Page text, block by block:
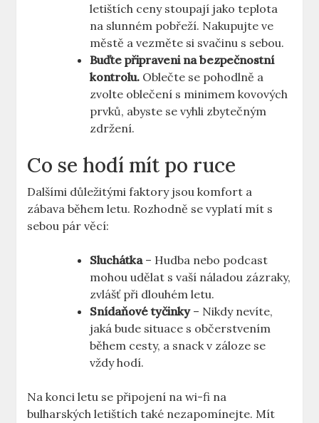
letištích ceny stoupají jako teplota
na slunném pobřeží. Nakupujte ve
městě a vezměte si svačinu s sebou.
Buďte připraveni na bezpečnostní
kontrolu. Oblečte se pohodlně a
zvolte oblečení s minimem kovových
prvků, abyste se vyhli zbytečným
zdržení.
Co se hodí mít po ruce
Dalšími důležitými faktory jsou komfort a
zábava během letu. Rozhodně se vyplatí mít s
sebou pár věcí:
Sluchátka– Hudba nebo podcast
mohou udělat s vaší náladou zázraky,
zvlášť při dlouhém letu.
Snídaňové tyčinky– Nikdy nevíte,
jaká bude situace s občerstvením
během cesty, a snack v záloze se
vždy hodí.
Na konci letu se připojení na wi-fi na
bulharských letištích také nezapomínejte. Mít